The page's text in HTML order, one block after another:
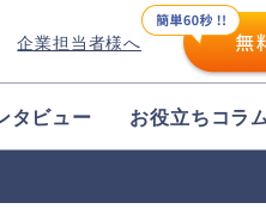
企業担当者様へ
タビュー お役立ちコラ